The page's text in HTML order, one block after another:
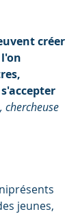
créer
chercheuse
jeunes,